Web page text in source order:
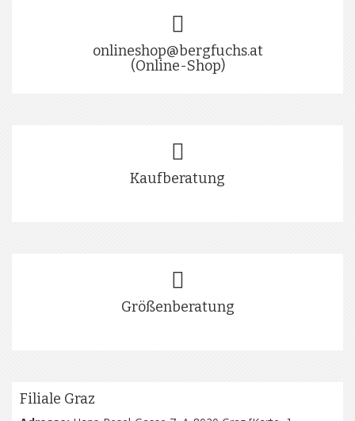
onlineshop@bergfuchs.at
(Online-Shop)
Kaufberatung
Größenberatung
Filiale Graz